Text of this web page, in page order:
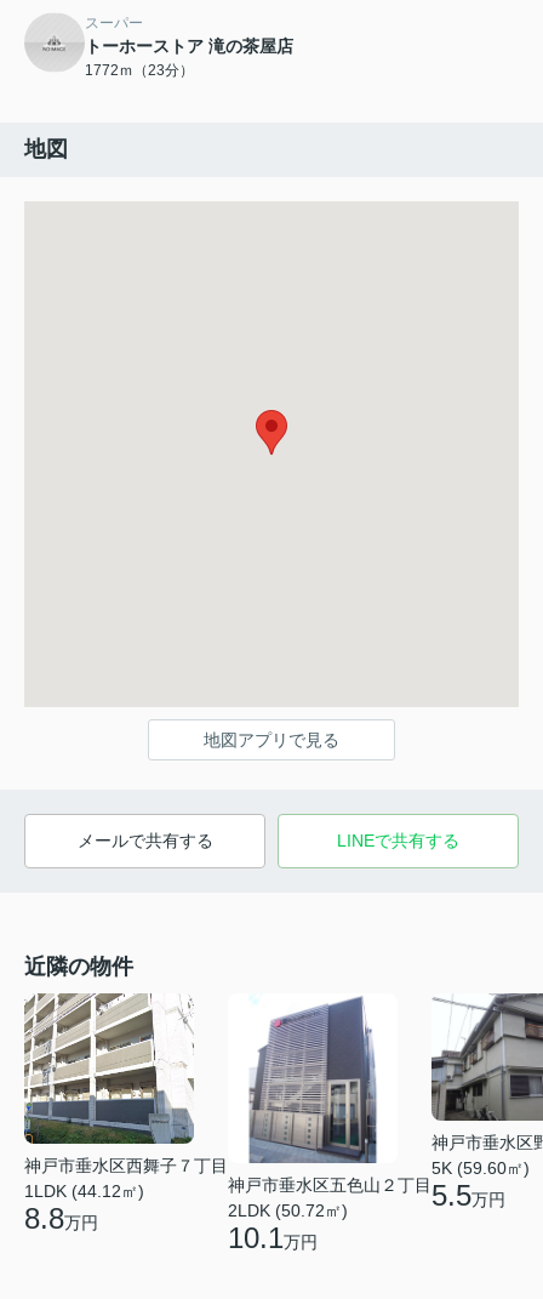
スーパー
トーホーストア 滝の茶屋店
1772ｍ（23分）
地図
地図アプリで見る
メールで共有する LINEで共有する
近隣の物件
神戸市垂水区西舞子７丁目
1LDK (44.12㎡)
8.8万円
神戸市垂水区五色山２丁目
2LDK (50.72㎡)
10.1万円
神戸市垂水区
5K (59.60㎡)
5.5万円